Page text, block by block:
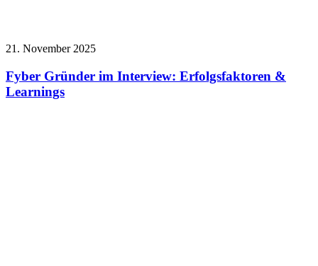
21. November 2025
Fyber Gründer im Interview: Erfolgsfaktoren &
Learnings